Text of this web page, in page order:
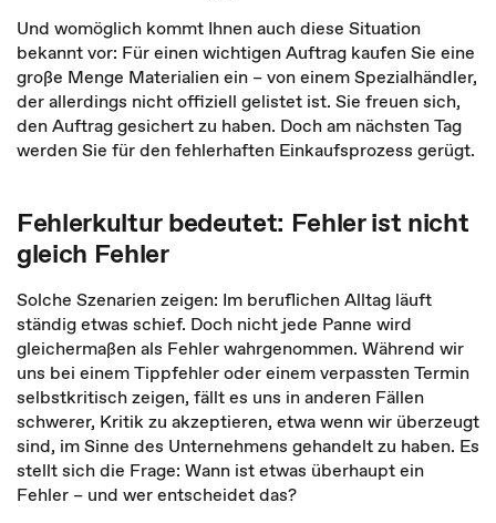
Und womöglich kommt Ihnen auch diese Situation
bekannt vor: Für einen wichtigen Auftrag kaufen Sie eine
große Menge Materialien ein – von einem Spezialhändler,
der allerdings nicht offiziell gelistet ist. Sie freuen sich,
den Auftrag gesichert zu haben. Doch am nächsten Tag
werden Sie für den fehlerhaften Einkaufsprozess gerügt.
Fehlerkultur bedeutet: Fehler ist nicht
gleich Fehler
Solche Szenarien zeigen: Im beruflichen Alltag läuft
ständig etwas schief. Doch nicht jede Panne wird
gleichermaßen als Fehler wahrgenommen. Während wir
uns bei einem Tippfehler oder einem verpassten Termin
selbstkritisch zeigen, fällt es uns in anderen Fällen
schwerer, Kritik zu akzeptieren, etwa wenn wir überzeugt
sind, im Sinne des Unternehmens gehandelt zu haben. Es
stellt sich die Frage: Wann ist etwas überhaupt ein
Fehler – und wer entscheidet das?